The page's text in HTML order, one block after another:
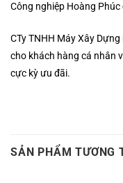
Công nghiệp Hoàng
CTy TNHH Máy Xây
cho khách hàng cá nhân
cực kỳ ưu đãi.
SẢN PHẨM TƯƠNG